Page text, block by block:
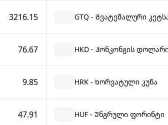
3216.15 GTQ - Გვატემალური
76.67 HKD - Ჰონკონგის
9.85 HRK - Ხორვატული კუნა
47.91 HUF - Უნგრული ფორინტი